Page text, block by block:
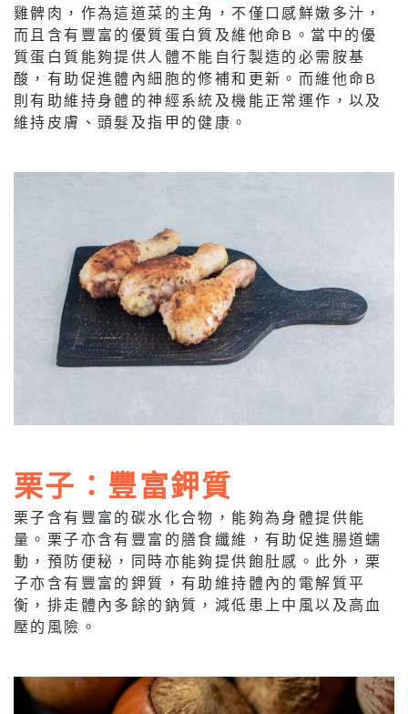
雞髀肉，作為這道菜的主角，不僅口感鮮嫩多汁，
而且含有豐富的優質蛋白質及維他命B。當中的優
質蛋白質能夠提供人體不能自行製造的必需胺基
酸，有助促進體內細胞的修補和更新。而維他命B
則有助維持身體的神經系統及機能正常運作，以及
維持皮膚、頭髮及指甲的健康。
栗子：豐富鉀質
栗子含有豐富的碳水化合物，能夠為身體提供能
量。栗子亦含有豐富的膳食纖維，有助促進腸道蠕
動，預防便秘，同時亦能夠提供飽肚感。此外，栗
子亦含有豐富的鉀質，有助維持體內的電解質平
衡，排走體內多餘的鈉質，減低患上中風以及高血
壓的風險。